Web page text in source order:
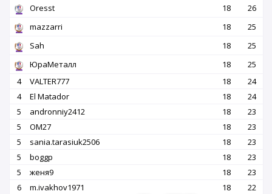
Oresst
18
26
mazzarri
18
25
Sah
18
25
ЮраМеталл
18
25
4
VALTER777 18
24
4
El Matador 18
24
5
andronniy2412 18
23
5
OM27 18
23
5
sania.tarasiuk2506 18
23
5
boggp 18
23
5
женя9 18
23
6
m.ivakhov1971 18
22